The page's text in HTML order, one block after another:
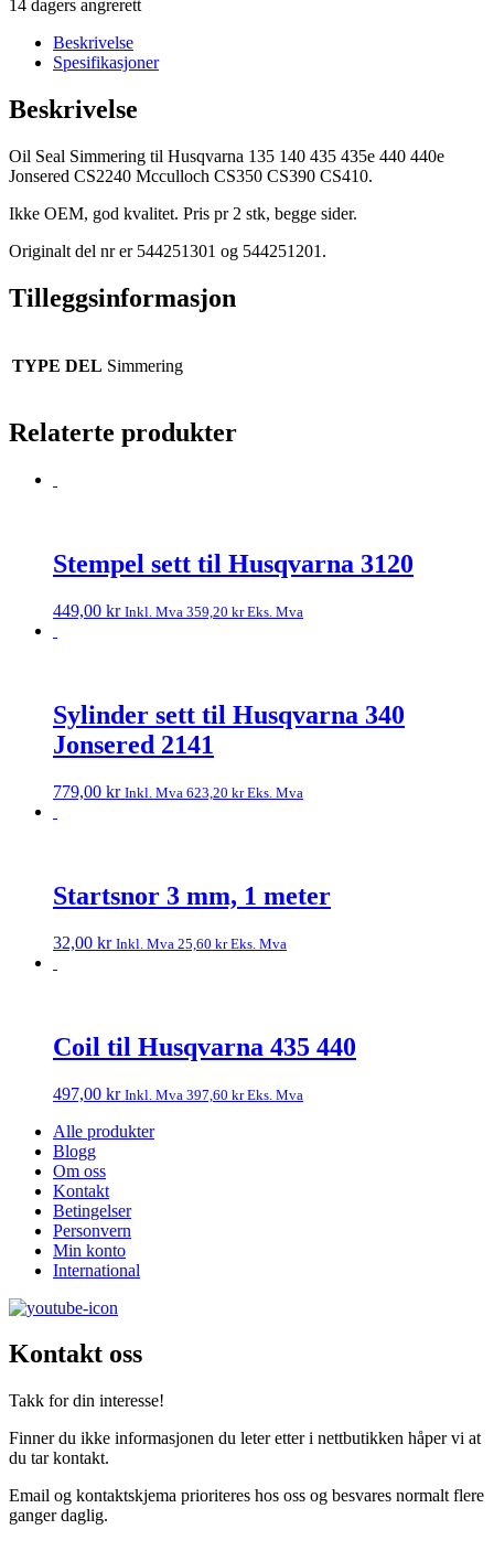
14 dagers angrerett
Beskrivelse
Spesifikasjoner
Beskrivelse
Oil Seal Simmering til Husqvarna 135 140 435 435e 440 440e
Jonsered CS2240 Mcculloch CS350 CS390 CS410.
Ikke OEM, god kvalitet. Pris pr 2 stk, begge sider.
Originalt del nr er 544251301 og 544251201.
Tilleggsinformasjon
TYPE DEL Simmering
Relaterte produkter
Stempel sett til Husqvarna 3120
449,00 kr Inkl. Mva 359,20 krEks. Mva
Sylinder sett til Husqvarna 340
Jonsered 2141
779,00 kr Inkl. Mva 623,20 krEks. Mva
Startsnor 3 mm, 1 meter
32,00 kr Inkl. Mva 25,60 krEks. Mva
Coil til Husqvarna 435 440
497,00 kr Inkl. Mva 397,60 krEks. Mva
Alle produkter
Blogg
Om oss
Kontakt
Betingelser
Personvern
Min konto
International
Kontakt oss
Takk for din interesse!
Finner du ikke informasjonen du leter etter i nettbutikken håper vi at
du tar kontakt.
Email og kontaktskjema prioriteres hos oss og besvares normalt flere
ganger daglig.